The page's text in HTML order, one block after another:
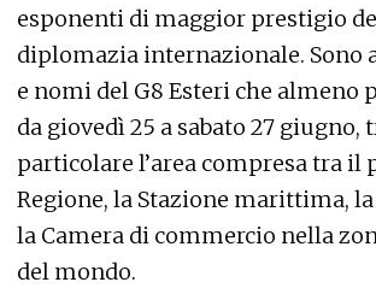
esponenti di maggior prestigio
diplomazia internazionale. Sono
e nomi del G8 Esteri che almeno
da giovedì 25 a sabato 27
particolare l’area compresa tra il
Regione, la Stazione marittima,
la Camera di commercio nella
del mondo.